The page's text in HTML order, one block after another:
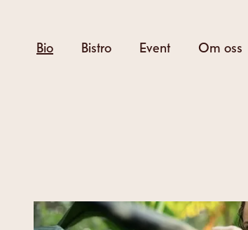
tillBio Bistro Event Om oss